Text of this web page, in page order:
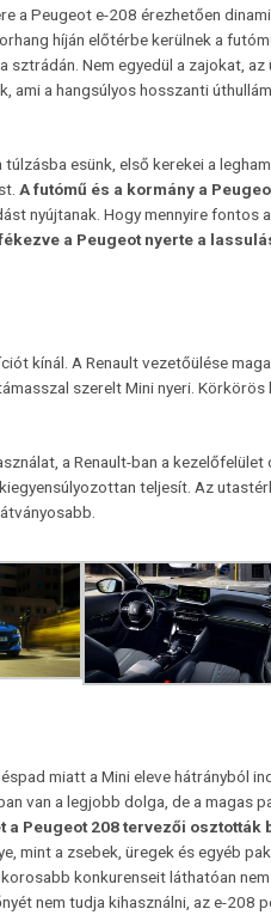
a Peugeot e-208 érezhetően
híján előtérbe kerülnek a
sztrádán. Nem egyedül a zajokat,
ami a hangsúlyos hosszanti
esünk, első kerekei a
A futómű és a kormány a
nyújtanak. Hogy mennyire fontos
a Peugeot nyerte a
kínál. A Renault vezetőülése
szerelt Mini nyeri.
a Renault-ban a
teljesít. Az
miatt a Mini eleve hátrányból
van a legjobb dolga, de a
Peugeot 208 tervezői osztották
mint a zsebek, üregek és egyéb
korosabb konkurenseit láthatóan
nem tudja kihasználni, az e-208